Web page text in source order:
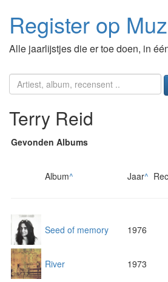
Register op
Alle jaarlijstjes die er toe doen, in
Terry Reid
Gevonden Albums
Album^ Jaar^
Seed of memory 1976
River 1973